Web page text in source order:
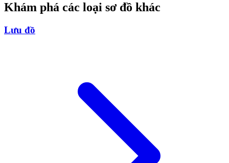
Khám phá các loại sơ đồ khác
Lưu đồ